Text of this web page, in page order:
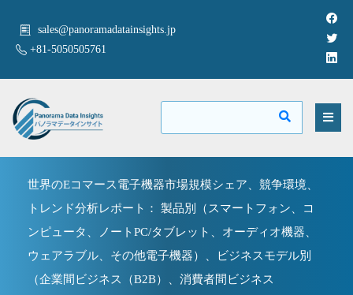
sales@panoramadatainsights.jp
+81-5050505761
世界のEコマース電子機器市場規模シェア、競争環境、
トレンド分析レポート： 製品別（スマートフォン、コ
ンピュータ、ノートPC/タブレット、オーディオ機器、
ウェアラブル、その他電子機器）、ビジネスモデル別
（企業間ビジネス（B2B）、消費者間ビジネス